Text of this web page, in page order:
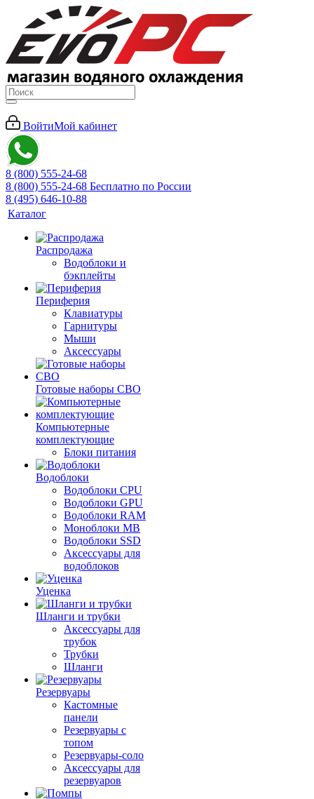
ВойтиМой кабинет
8 (800) 555-24-68
8 (800) 555-24-68 Бесплатно по России
8 (495) 646-10-88
Каталог
Распродажа
Водоблоки и
бэкплейты
Периферия
Клавиатуры
Гарнитуры
Мыши
Аксессуары
Готовые наборы СВО
Компьютерные
комплектующие
Блоки питания
Водоблоки
Водоблоки CPU
Водоблоки GPU
Водоблоки RAM
Моноблоки MB
Водоблоки SSD
Аксессуары для
водоблоков
Уценка
Шланги и трубки
Аксессуары для
трубок
Трубки
Шланги
Резервуары
Кастомные
панели
Резервуары с
топом
Резервуары-соло
Аксессуары для
резервуаров